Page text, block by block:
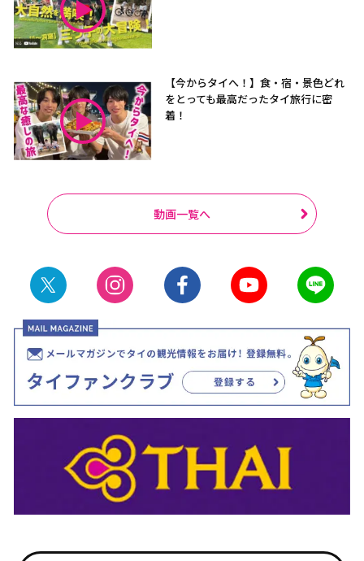
【今からタイへ！】食・宿・景色どれ
をとっても最高だったタイ旅行に密
着！
動画一覧へ